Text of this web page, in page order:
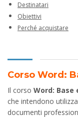
Destinatari
Obiettivi
Perché acquistare
Corso Word:
Il corso Word: Base
che intendono
documenti